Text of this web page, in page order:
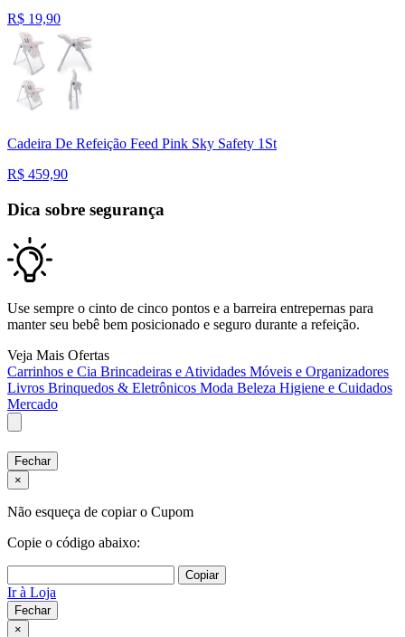
R$ 19,90
Cadeira De Refeição Feed Pink Sky Safety 1St
R$ 459,90
Dica sobre segurança
Use sempre o cinto de cinco pontos e a barreira entrepernas para
manter seu bebê bem posicionado e seguro durante a refeição.
Veja Mais Ofertas
Carrinhos e Cia Brincadeiras e Atividades Móveis e Organizadores
Livros Brinquedos & Eletrônicos Moda Beleza Higiene e Cuidados
Mercado
Fechar
×
Não esqueça de copiar o Cupom
Copie o código abaixo:
Copiar
Ir à Loja
Fechar
×